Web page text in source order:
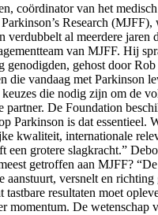
coördinator van het
Research
verdubbelt al meerdere
van MJFF. Hij
genodigden, gehost door
die vandaag met Parkinson
die nodig zijn om de
partner. De Foundation
Parkinson is dat
kwaliteit, internationale
een grotere slagkracht.”
getroffen aan MJFF?
aanstuurt, versnelt en
resultaten moet
momentum. De